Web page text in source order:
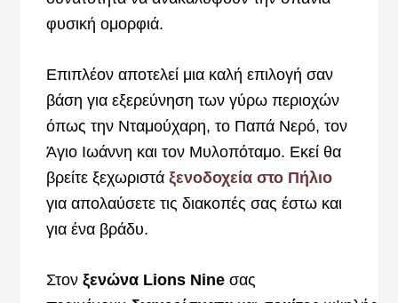
φυσική ομορφιά.
Επιπλέον αποτελεί μια καλή επιλογή σαν
βάση για εξερεύνηση των γύρω περιοχών
όπως την Νταμούχαρη, το Παπά Νερό, τον
Άγιο Ιωάννη και τον Μυλοπόταμο. Εκεί θα
βρείτε ξεχωριστάξενοδοχεία στο Πήλιο
για απολαύσετε τις διακοπές σας έστω και
για ένα βράδυ.
Στονξενώνα Lions Nine σας